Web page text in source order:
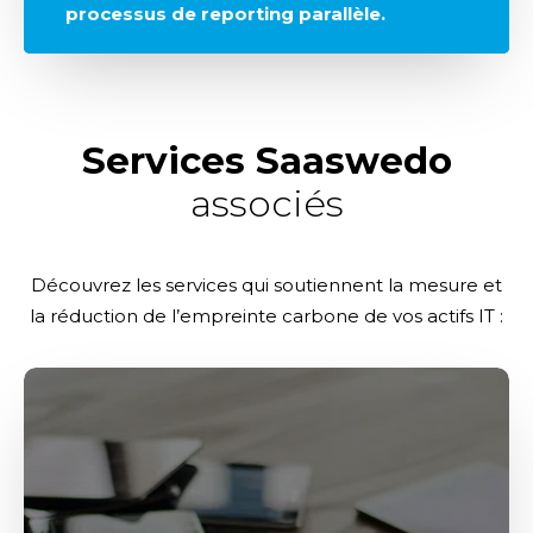
processus de reporting parallèle.
Services Saaswedo
associés
Découvrez les services qui soutiennent la mesure et
la réduction de l’empreinte carbone de vos actifs IT :